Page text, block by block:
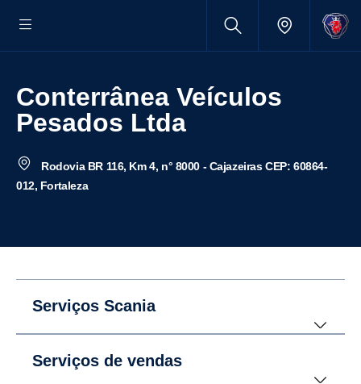
Conterrânea Veículos
Pesados Ltda
Rodovia BR 116, Km 4, n° 8000 - Cajazeiras CEP: 60864-
012, Fortaleza
Serviços Scania
Serviços de vendas